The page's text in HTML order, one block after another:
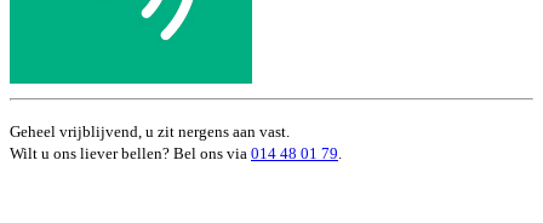
Geheel vrijblijvend, u zit nergens aan vast.
Wilt u ons liever bellen? Bel ons via 014 48 01 79.